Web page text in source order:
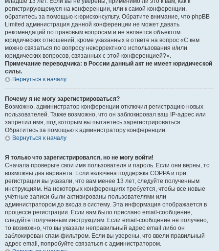
регистрирующемуся на конференции, или к самой конференции,
обратитесь за помощью к юрисконсульту. Обратите внимание, что phpBB
Limited администрация данной конференции не может давать
рекомендаций по правовым вопросам и не является объектом
юридических отношений, кроме указанных в ответе на вопрос «С кем
можно связаться по вопросу некорректного использования и/или
юридических вопросов, связанных с этой конференцией?».
Примечание переводчика: в России данный акт не имеет юридической
силы.
Вернуться к началу
Почему я не могу зарегистрироваться?
Возможно, администратор конференции отключил регистрацию новых
пользователей. Также возможно, что он заблокировал ваш IP-адрес или
запретил имя, под которым вы пытаетесь зарегистрироваться.
Обратитесь за помощью к администратору конференции.
Вернуться к началу
Я только что зарегистрировался, но не могу войти!
Сначала проверьте свои имя пользователя и пароль. Если они верны, то
возможны два варианта. Если включена поддержка COPPA и при
регистрации вы указали, что вам менее 13 лет, следуйте полученным
инструкциям. На некоторых конференциях требуется, чтобы все новые
учётные записи были активированы пользователями или
администратором до входа в систему. Эта информация отображается в
процессе регистрации. Если вам было прислано email-сообщение,
следуйте полученным инструкциям. Если email-сообщение не получено,
то возможно, что вы указали неправильный адрес email либо он
заблокирован спам-фильтром. Если вы уверены, что ввели правильный
адрес email, попробуйте связаться с администратором.